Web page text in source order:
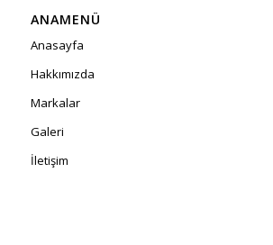
ANAMENÜ
Anasayfa
Hakkımızda
Markalar
Galeri
İletişim